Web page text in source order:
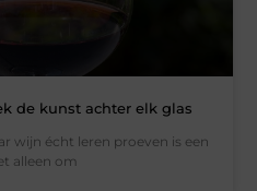
de kunst achter elk glas
wijn écht leren proeven is een
alleen om